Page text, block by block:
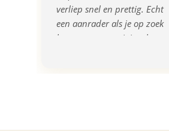
verliep snel en prettig. Echt
een aanrader als je op zoek
bent naar een origineel en